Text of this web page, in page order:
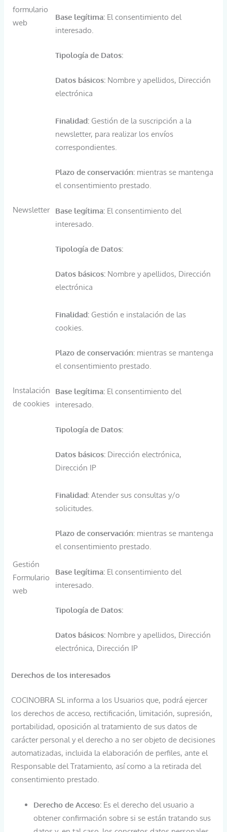
formulario
web
Base legítima: El consentimiento del
interesado.
Tipología de Datos:
Datos básicos: Nombre y apellidos, Dirección
electrónica
Newsletter
Finalidad: Gestión de la suscripción a la
newsletter, para realizar los envíos
correspondientes.
Plazo de conservación: mientras se mantenga
el consentimiento prestado.
Base legítima: El consentimiento del
interesado.
Tipología de Datos:
Datos básicos: Nombre y apellidos, Dirección
electrónica
Instalación
de cookies
Finalidad: Gestión e instalación de las
cookies.
Plazo de conservación: mientras se mantenga
el consentimiento prestado.
Base legítima: El consentimiento del
interesado.
Tipología de Datos:
Datos básicos: Dirección electrónica,
Dirección IP
Gestión
Formulario
web
Finalidad: Atender sus consultas y/o
solicitudes.
Plazo de conservación: mientras se mantenga
el consentimiento prestado.
Base legítima: El consentimiento del
interesado.
Tipología de Datos:
Datos básicos: Nombre y apellidos, Dirección
electrónica, Dirección IP
Derechos de los interesados
COCINOBRA SL informa a los Usuarios que, podrá ejercer
los derechos de acceso, rectificación, limitación, supresión,
portabilidad, oposición al tratamiento de sus datos de
carácter personal y el derecho a no ser objeto de decisiones
automatizadas, incluida la elaboración de perfiles, ante el
Responsable del Tratamiento, así como a la retirada del
consentimiento prestado.
Derecho de Acceso: Es el derecho del usuario a
obtener confirmación sobre si se están tratando sus